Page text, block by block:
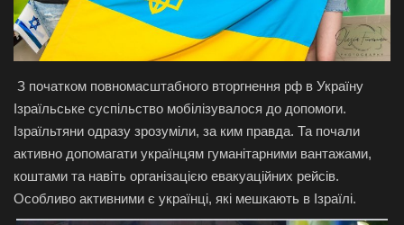
Економіка
Технології
Спорт
Авто
Відео
З початком повномасштабного вторгнення рф в Україну
Ізраїльське суспільство мобілізувалося до допомоги.
Ізраїльтяни одразу зрозуміли, за ким правда. Та почали
активно допомагати українцям гуманітарними вантажами,
коштами та навіть організацією евакуаційних рейсів.
Особливо активними є українці, які мешкають в Ізраїлі.